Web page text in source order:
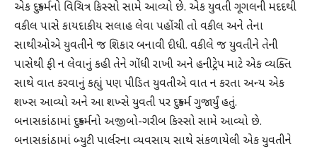
એક દુષ્કર્મનો વિચિત્ર કિસ્સો સામે આવ્યો છે. એક યુવતી ગૂગલની મદદથી
વકીલ પાસે કાયદાકીય સલાહ લેવા પહોંચી તો વકીલ અને તેના
સાથીઓએ યુવતીને જ શિકાર બનાવી દીધી. વકીલે જ યુવતીને તેની
પાસેથી ફી ન લેવાનું કહી તેને ગોંધી રાખી અને હનીટ્રેપ માટે એક વ્યક્તિ
સાથે વાત કરવાનું કહ્યું પણ પીડિત યુવતીએ વાત ન કરતા અન્ય એક
શખ્સ આવ્યો અને આ શખ્સે યુવતી પર દુષ્કર્મ ગુજાર્યું હતું.
બનાસકાંઠામાં દુષ્કર્મનો અજીબો-ગરીબ કિસ્સો સામે આવ્યો છે.
બનાસકાંઠામાં બ્યુટી પાર્લરના વ્યવસાય સાથે સંકળાયેલી એક યુવતીને